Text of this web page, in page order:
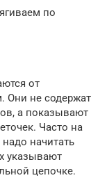
по
от
Они не содержат
а показывают
Часто на
начитать
указывают
цепочке.